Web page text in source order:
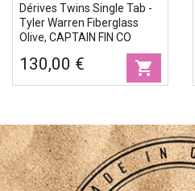
Dérives Twins Single Tab -
Tyler Warren Fiberglass
Olive, CAPTAIN FIN CO
130,00 € shopping_cart